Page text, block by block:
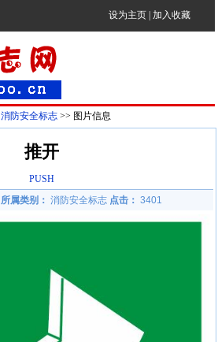
设为主页 加入收藏
消防安全标志>> 图片信息
推开
PUSH
所属类别： 消防安全标志 点击： 3401